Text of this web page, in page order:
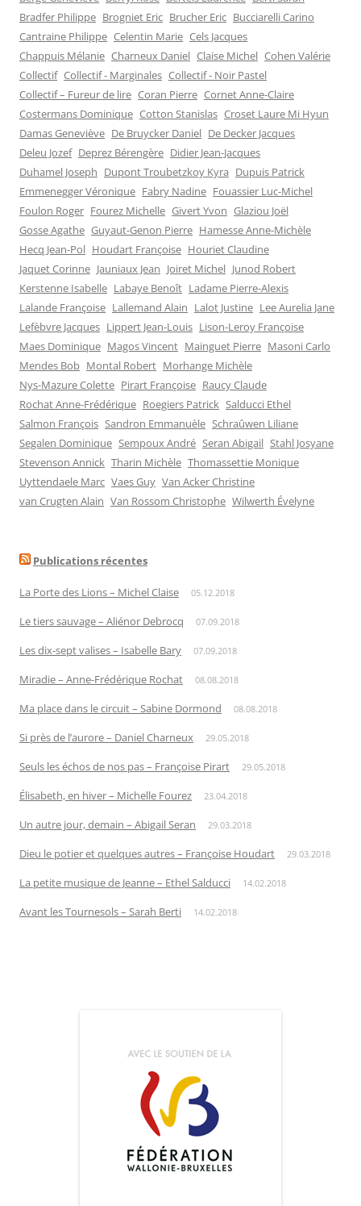
Bradfer Philippe Brogniet Eric Brucher Eric Bucciarelli Carino
Cantraine Philippe Celentin Marie Cels Jacques
Chappuis Mélanie Charneux Daniel Claise Michel Cohen Valérie
Collectif Collectif - Marginales Collectif - Noir Pastel
Collectif – Fureur de lire Coran Pierre Cornet Anne-Claire
Costermans Dominique Cotton Stanislas Croset Laure Mi Hyun
Damas Geneviève De Bruycker Daniel De Decker Jacques
Deleu Jozef Deprez Bérengère Didier Jean-Jacques
Duhamel Joseph Dupont Troubetzkoy Kyra Dupuis Patrick
Emmenegger Véronique Fabry Nadine Fouassier Luc-Michel
Foulon Roger Fourez Michelle Givert Yvon Glaziou Joël
Gosse Agathe Guyaut-Genon Pierre Hamesse Anne-Michèle
Hecq Jean-Pol Houdart Françoise Houriet Claudine
Jaquet Corinne Jauniaux Jean Joiret Michel Junod Robert
Kerstenne Isabelle Labaye Benoît Ladame Pierre-Alexis
Lalande Françoise Lallemand Alain Lalot Justine Lee Aurelia Jane
Lefèbvre Jacques Lippert Jean-Louis Lison-Leroy Françoise
Maes Dominique Magos Vincent Mainguet Pierre Masoni Carlo
Mendes Bob Montal Robert Morhange Michèle
Nys-Mazure Colette Pirart Françoise Raucy Claude
Rochat Anne-Frédérique Roegiers Patrick Salducci Ethel
Salmon François Sandron Emmanuèle Schraûwen Liliane
Segalen Dominique Sempoux André Seran Abigail Stahl Josyane
Stevenson Annick Tharin Michèle Thomassettie Monique
Uyttendaele Marc Vaes Guy Van Acker Christine
van Crugten Alain Van Rossom Christophe Wilwerth Évelyne
Publications récentes
La Porte des Lions – Michel Claise 05.12.2018
Le tiers sauvage – Aliénor Debrocq 07.09.2018
Les dix-sept valises – Isabelle Bary 07.09.2018
Miradie – Anne-Frédérique Rochat 08.08.2018
Ma place dans le circuit – Sabine Dormond 08.08.2018
Si près de l’aurore – Daniel Charneux 29.05.2018
Seuls les échos de nos pas – Françoise Pirart 29.05.2018
Élisabeth, en hiver – Michelle Fourez 23.04.2018
Un autre jour, demain – Abigail Seran 29.03.2018
Dieu le potier et quelques autres – Françoise Houdart 29.03.2018
La petite musique de Jeanne – Ethel Salducci 14.02.2018
Avant les Tournesols – Sarah Berti 14.02.2018